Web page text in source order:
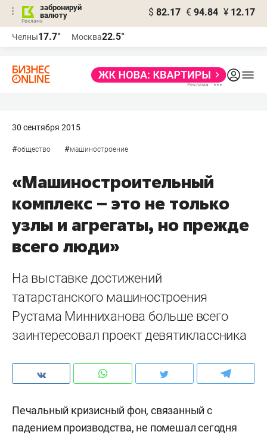
забронируй
валюту
$ 82.17 € 94.84 ¥ 12.17
Челны17.7° Москва22.5°
30 сентября 2015
#общество #машиностроение
«Машиностроительный
комплекс – это не только
узлы и агрегаты, но прежде
всего люди»
На выставке достижений
татарстанского машиностроения
Рустама Минниханова больше всего
заинтересовал проект девятиклассника
Печальный кризисный фон, связанный с
падением производства, не помешал сегодня